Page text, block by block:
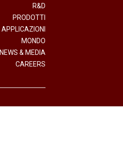
R&D
PRODOTTI
APPLICAZIONI
MONDO
NEWS & MEDIA
CAREERS